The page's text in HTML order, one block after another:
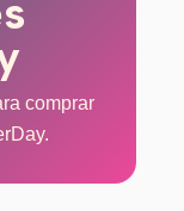
comprar